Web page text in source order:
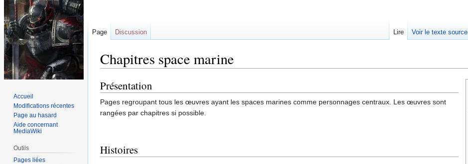
Chapitres space marine
Aller
à
la
navigation
Aller
à
la
recherche
Présentation
Pages regroupant tous les œuvres ayant les spaces marines comme personnages centraux. Les œuvres sont
rangées par chapitres si possible.
Histoires
Page Discussion Lire Voir le texte source
Accueil
Modifications récentes
Page au hasard
Aide concernant
MediaWiki
Outils
Pages liées